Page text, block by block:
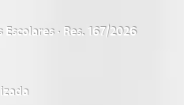
· Res. 167/2026